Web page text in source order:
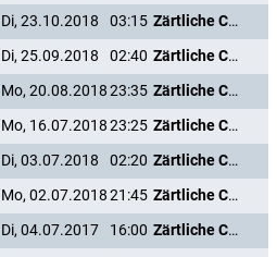
Di, 23.10.2018 03:15
Zärtliche Chaoten II
Di, 25.09.2018 02:40
Zärtliche Chaoten II
Mo, 20.08.201823:35
Zärtliche Chaoten II
Mo, 16.07.201823:25
Zärtliche Chaoten II
Di, 03.07.2018 02:20
Zärtliche Chaoten II
Mo, 02.07.201821:45
Zärtliche Chaoten II
Di, 04.07.2017 16:00
Zärtliche Chaoten II